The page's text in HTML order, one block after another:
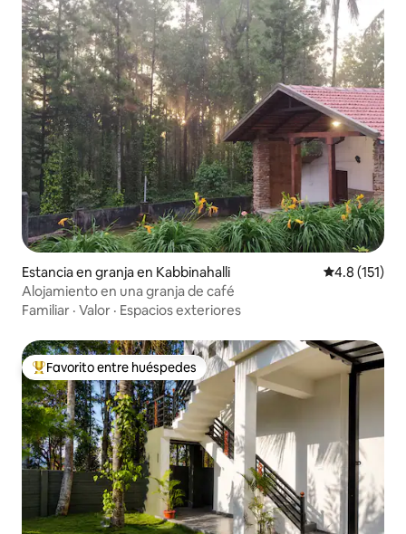
Estancia en granja en Kabbinahalli Calificación
4.8 (151)
Alojamiento en una granja de café
Familiar · Valor · Espacios exteriores
De los mejores en Favorito entre huéspedes
Favorito entre huéspedes